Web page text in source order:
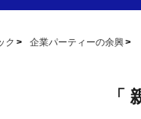
ク 企業パーティーの余興
「